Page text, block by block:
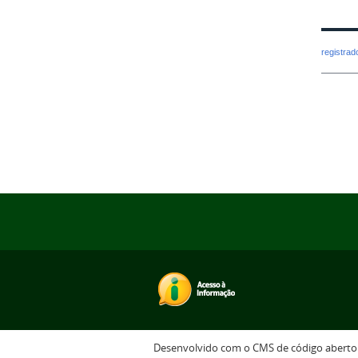
Desenvolvido com o CMS de código aberto